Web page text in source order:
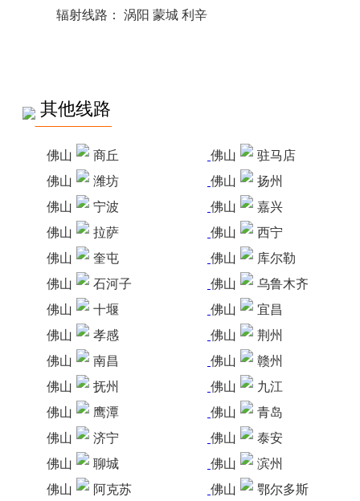
辐射线路： 涡阳 蒙城 利辛
其他线路
佛山 商丘 佛山
驻马店
佛山
潍坊 佛山
扬州
佛山
宁波 佛山
嘉兴
佛山
拉萨 佛山
西宁
佛山
奎屯 佛山
库尔勒
佛山
石河子 佛山
乌鲁木齐
佛山
十堰 佛山
宜昌
佛山
孝感 佛山
荆州
佛山
南昌 佛山
赣州
佛山
抚州 佛山
九江
佛山
鹰潭 佛山
青岛
佛山
济宁 佛山
泰安
佛山
聊城 佛山
滨州
佛山
阿克苏 佛山
鄂尔多斯